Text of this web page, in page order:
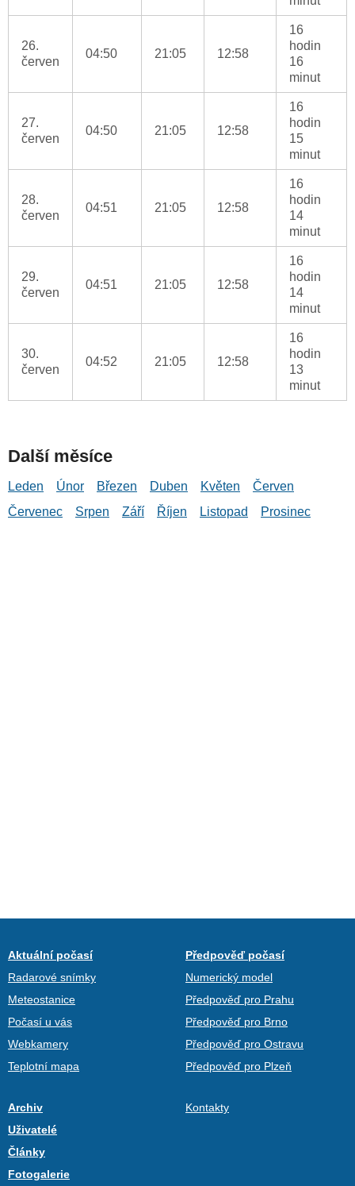
26.
červen
04:50 21:05 12:58
16
hodin
16
minut
27.
červen
04:50 21:05 12:58
16
hodin
15
minut
28.
červen
04:51 21:05 12:58
16
hodin
14
minut
29.
červen
04:51 21:05 12:58
16
hodin
14
minut
30.
červen
04:52 21:05 12:58
16
hodin
13
minut
Další měsíce
Leden Únor Březen Duben Květen
Červen
Červenec
Srpen Září Říjen Listopad Prosinec
Aktuální počasí
Radarové snímky
Meteostanice
Počasí u vás
Webkamery
Teplotní mapa
Předpověď počasí
Numerický model
Předpověď pro Prahu
Předpověď pro Brno
Předpověď pro Ostravu
Předpověď pro Plzeň
Archiv
Uživatelé
Články
Fotogalerie
Kontakty